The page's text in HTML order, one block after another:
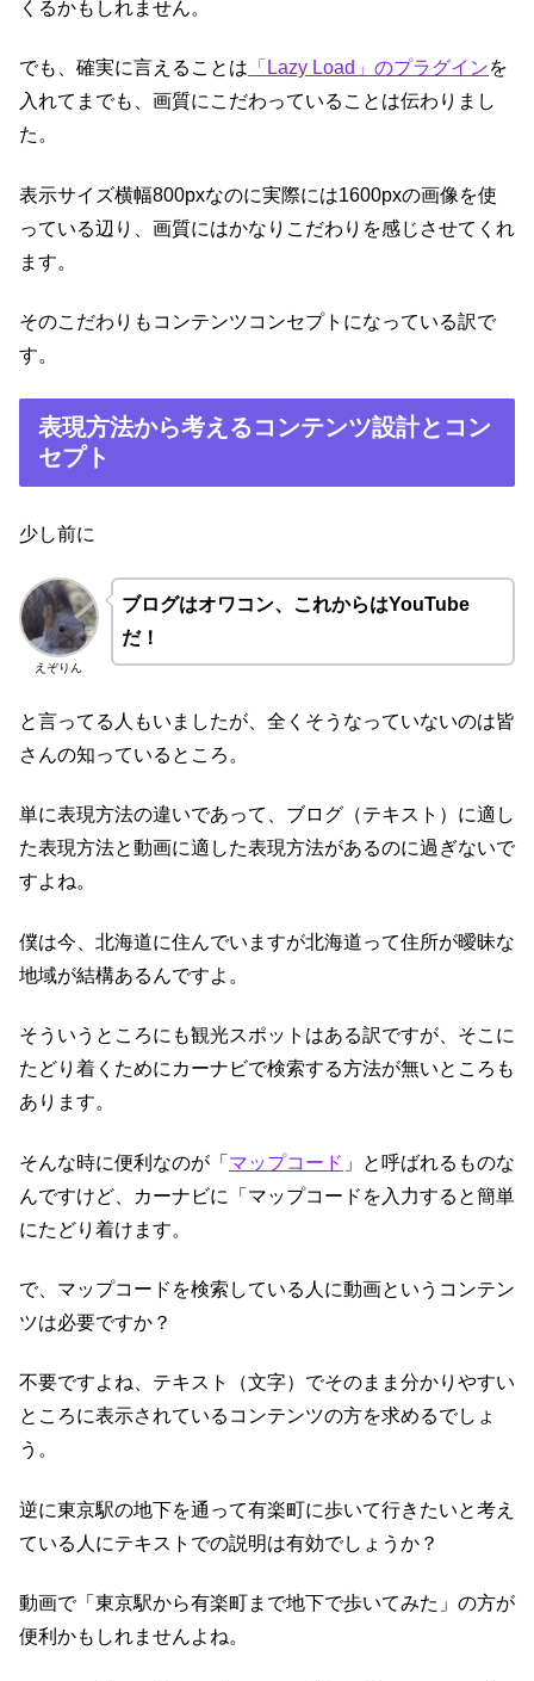
くるかもしれません。
でも、確実に言えることは 「Lazy Load」のプラグインを
入れてまでも、画質にこだわっていることは伝わりまし
た。
表示サイズ横幅800pxなのに実際には1600pxの画像を使
っている辺り、画質にはかなりこだわりを感じさせてくれ
ます。
そのこだわりもコンテンツコンセプトになっている訳で
す。
表現方法から考えるコンテンツ設計とコン
セプト
少し前に
えぞりん
ブログはオワコン、これからはYouTube
だ！
と言ってる人もいましたが、全くそうなっていないのは皆
さんの知っているところ。
単に表現方法の違いであって、ブログ（テキスト）に適し
た表現方法と動画に適した表現方法があるのに過ぎないで
すよね。
僕は今、北海道に住んでいますが北海道って住所が曖昧な
地域が結構あるんですよ。
そういうところにも観光スポットはある訳ですが、そこに
たどり着くためにカーナビで検索する方法が無いところも
あります。
そんな時に便利なのが「 マップコード 」と呼ばれるものな
んですけど、カーナビに「マップコードを入力すると簡単
にたどり着けます。
で、マップコードを検索している人に動画というコンテン
ツは必要ですか？
不要ですよね、テキスト（文字）でそのまま分かりやすい
ところに表示されているコンテンツの方を求めるでしょ
う。
逆に東京駅の地下を通って有楽町に歩いて行きたいと考え
ている人にテキストでの説明は有効でしょうか？
動画で「東京駅から有楽町まで地下で歩いてみた」の方が
便利かもしれませんよね。